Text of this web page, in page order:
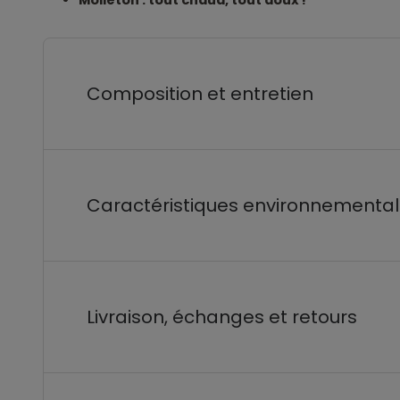
Composition et entretien
Caractéristiques
Livraison, échanges et retours